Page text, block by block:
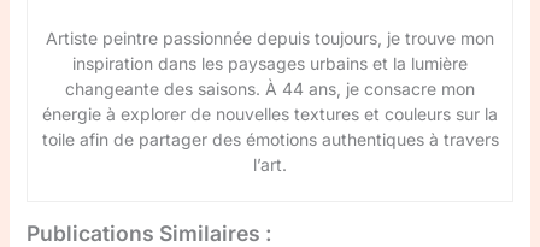
Artiste peintre passionnée depuis toujours, je trouve mon
inspiration dans les paysages urbains et la lumière
changeante des saisons. À 44 ans, je consacre mon
énergie à explorer de nouvelles textures et couleurs sur la
toile afin de partager des émotions authentiques à travers
l’art.
Publications Similaires :